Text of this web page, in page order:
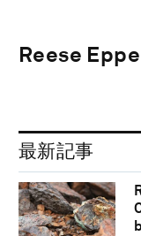
Reese
最新記事